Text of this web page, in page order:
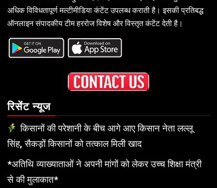
अधिक विविधतापूर्ण मल्टीमीडिया कंटेंट उपलब्ध कराती है। इसकी प्रतिबद्ध
ऑनलाइन संपादकीय टीम हररोज विशेष और विस्तृत कंटेंट देती है।
रिसेंट न्यूज
किसानों की परेशानी के बीच आगे आए किसान नेता लल्लू
सिंह, सैकड़ों किसानों को तत्काल मिली खाद
*अतिथि व्याख्याताओं ने अपनी मांगों को लेकर उच्च शिक्षा मंत्री
से की मुलाकात*